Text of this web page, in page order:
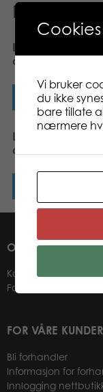
Relaterte
Lumo Stars Cat
classic plush
Les mer
Lumo Stars Fox
classic plush
OM OSS
Kontakter
Forhandlere
FOR VÅRE KUNDER
Bli forhandler
Informasjon for
Innlogging
Cookies
Vi bruker
du ikke
bare tillate
nærmere